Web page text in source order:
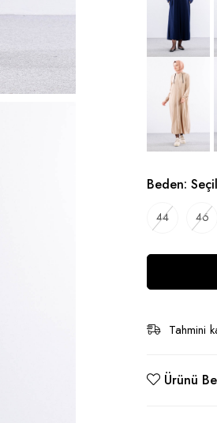
Beden:
44 46
Tahmini
Ürünü